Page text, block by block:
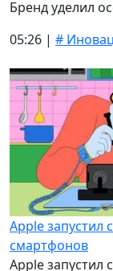
Бренд уделил
05:26 | #
Apple запустил
смартфонов
Apple запустил